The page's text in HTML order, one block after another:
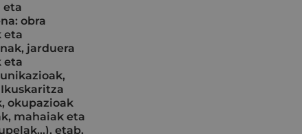
eta
obra
eta
jarduera
eta
okupazioak
mahaiak eta
etab.